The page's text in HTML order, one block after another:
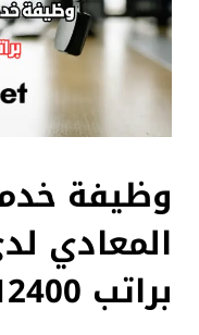
وظيفة
المعادي
براتب 12400 جني